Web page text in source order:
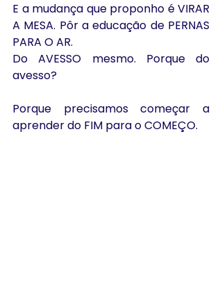
E a mudança que proponho é VIRAR
A MESA. Pôr a educação de PERNAS
PARA O AR.
Do AVESSO mesmo. Porque do
avesso?
Porque precisamos começar a
aprender do FIM para o COMEÇO.